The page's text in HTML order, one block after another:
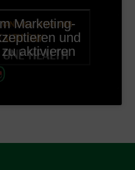
Marketing-
und
aktivieren